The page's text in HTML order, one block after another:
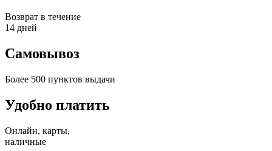
Возврат в течение
14 дней
Самовывоз
Более 500 пунктов выдачи
Удобно платить
Онлайн, карты,
наличные